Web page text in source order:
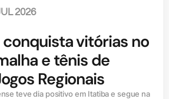
2026
vitórias no
e tênis de
Regionais
teve dia positivo em Itatiba e segue na